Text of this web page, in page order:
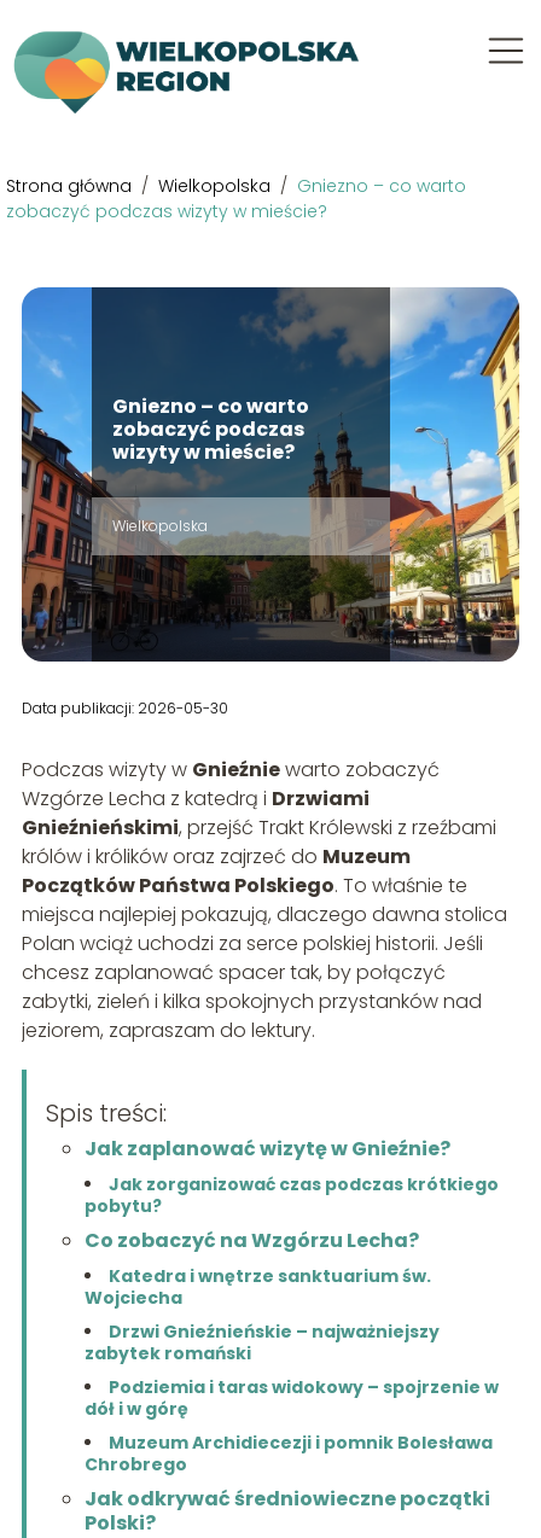
Strona główna / Wielkopolska / Gniezno – co warto
zobaczyć podczas wizyty w mieście?
Gniezno – co warto
zobaczyć podczas
wizyty w mieście?
Wielkopolska
Data publikacji: 2026-05-30
Podczas wizyty w Gnieźniewarto zobaczyć
Wzgórze Lecha z katedrą i Drzwiami
Gnieźnieńskimi, przejść Trakt Królewski z rzeźbami
królów i królików oraz zajrzeć do Muzeum
Początków Państwa Polskiego. To właśnie te
miejsca najlepiej pokazują, dlaczego dawna stolica
Polan wciąż uchodzi za serce polskiej historii. Jeśli
chcesz zaplanować spacer tak, by połączyć
zabytki, zieleń i kilka spokojnych przystanków nad
jeziorem, zapraszam do lektury.
Spis treści:
Jak zaplanować wizytę w Gnieźnie?
Jak zorganizować czas podczas krótkiego
pobytu?
Co zobaczyć na Wzgórzu Lecha?
Katedra i wnętrze sanktuarium św.
Wojciecha
Drzwi Gnieźnieńskie – najważniejszy
zabytek romański
Podziemia i taras widokowy – spojrzenie w
dół i w górę
Muzeum Archidiecezji i pomnik Bolesława
Chrobrego
Jak odkrywać średniowieczne początki
Polski?